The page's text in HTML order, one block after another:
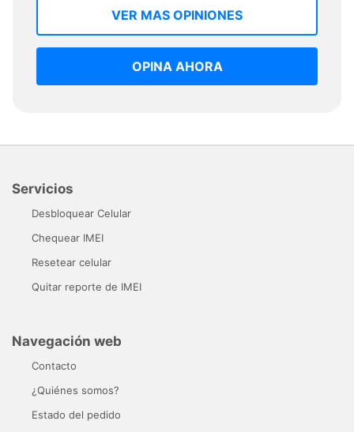
VER MAS OPINIONES
OPINA AHORA
Servicios
Desbloquear Celular
Chequear IMEI
Resetear celular
Quitar reporte de IMEI
Navegación web
Contacto
¿Quiénes somos?
Estado del pedido